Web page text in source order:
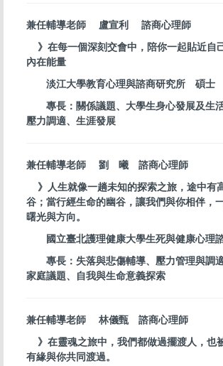
兼任輔導老師 盧宣利 諮商心理師
》在每一個深刻交會中，陪你一起貼近自
內在能量
淡江大學教育心理與諮商研究所 碩士
專長：關係議題、大學生身心發展及生
壓力調適、生涯發展
兼任輔導老師 劉 曦 諮商心理師
》人生就像一趟未知的探索之旅，途中有
谷；當行經生命的幽谷，讓我們與你相伴，
曙光與方向。
國立臺北護理健康大學生死與健康心理
專長：失落與悲傷輔導、壓力管理與調適
家庭議題、自我與生命意義探索
兼任輔導老師 林儀甄 諮商心理師
》在靈魂之旅中，我們都做過擺渡人，也
有緣與你共同渡過。